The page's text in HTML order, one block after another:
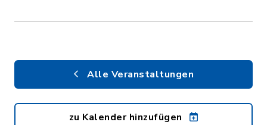
Alle Veranstaltungen
zu Kalender hinzufügen